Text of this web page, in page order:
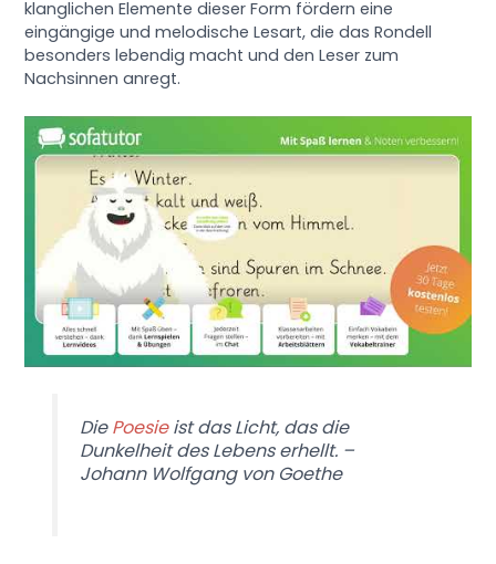
klanglichen Elemente dieser Form fördern eine
eingängige und melodische Lesart, die das Rondell
besonders lebendig macht und den Leser zum
Nachsinnen anregt.
DiePoesieist das Licht, das die
Dunkelheit des Lebens erhellt. –
Johann Wolfgang von Goethe